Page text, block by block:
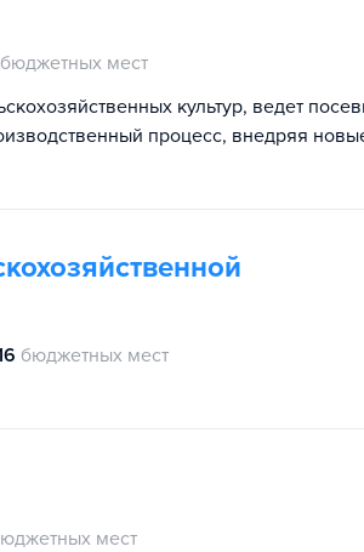
бюджетных мест
культур, ведет
процесс, внедряя
бюджетных мест
мест